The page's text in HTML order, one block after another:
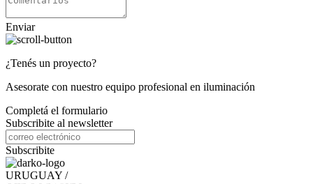
Enviar
¿Tenés un proyecto?
Asesorate con nuestro equipo profesional en iluminación
Completá el formulario
Subscribite al newsletter
Subscribite
URUGUAY /